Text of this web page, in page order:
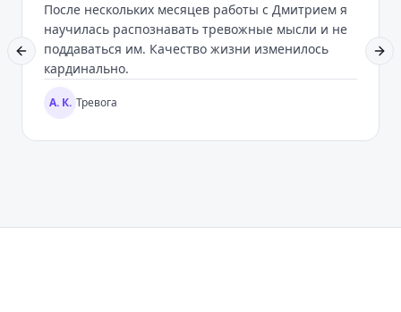
После нескольких месяцев работы с Дмитрием я
научилась распознавать тревожные мысли и не
поддаваться им. Качество жизни изменилось
кардинально.
А. К. Тревога
Previous slide